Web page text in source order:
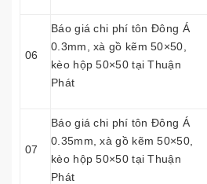
06
Báo giá chi phí tôn Đông Á
0.3mm, xà gồ kẽm 50×50,
kèo hộp 50×50 tại Thuận
Phát
07
Báo giá chi phí tôn Đông Á
0.35mm, xà gồ kẽm 50×50,
kèo hộp 50×50 tại Thuận
Phát